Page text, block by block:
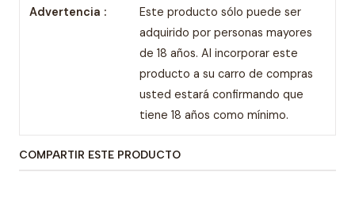
Advertencia :
Este producto sólo puede ser
adquirido por personas mayores
de 18 años. Al incorporar este
producto a su carro de compras
usted estará confirmando que
tiene 18 años como mínimo.
COMPARTIR ESTE PRODUCTO